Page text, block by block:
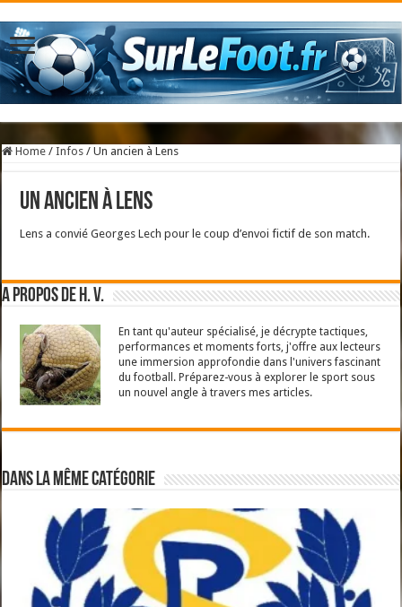
Home / Infos / Un ancien à Lens
Un ancien à Lens
Lens a convié Georges Lech pour le coup d’envoi fictif de son match.
A propos de H. V.
En tant qu'auteur spécialisé, je décrypte tactiques,
performances et moments forts, j'offre aux lecteurs
une immersion approfondie dans l'univers fascinant
du football. Préparez-vous à explorer le sport sous
un nouvel angle à travers mes articles.
Dans la même catégorie